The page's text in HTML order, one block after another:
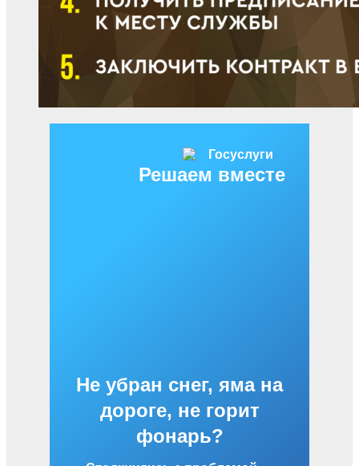
Решаем вместе
Не убран снег, яма на
дороге, не горит
фонарь?